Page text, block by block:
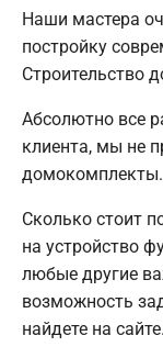
Наши мастера
постройку
Строительство
Абсолютно все
клиента, мы не
домокомплекты.
Сколько стоит
на устройство
любые другие
возможность
найдете на сайте.